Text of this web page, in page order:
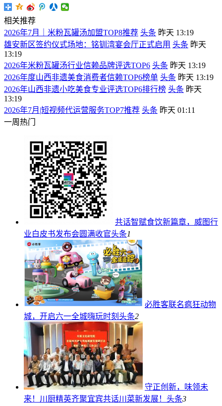
相关推荐
2026年7月｜米粉瓦罐汤加盟TOP8推荐 头条 昨天 13:19
雄安新区签约仪式场地：铭钏湾宴会厅正式启用 头条 昨天
13:19
2026年米粉瓦罐汤行业信赖品牌评选TOP6 头条 昨天 13:19
2026年度山西非遗美食消费者信赖TOP6榜单 头条 昨天 13:19
2026年山西非遗小吃美食专业评选TOP6排行榜 头条 昨天
13:19
2026年7月|短视频代运营服务TOP7推荐 头条 昨天 01:11
一周热门
共话智赋食饮新篇章，威图行
业白皮书发布会圆满收官头条1
必胜客联名疯狂动物
城，开启六一全城嗨玩时刻 头条2
守正创新，味领未
来！川厨精英齐聚宜宾共话川菜新发展！ 头条3